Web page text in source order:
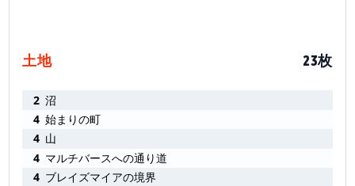
土地 23枚
2 沼
4 始まりの町
4 山
4 マルチバースへの通り道
4 ブレイズマイアの境界